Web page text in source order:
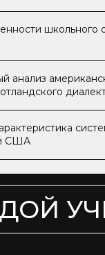
школьного
анализ
США